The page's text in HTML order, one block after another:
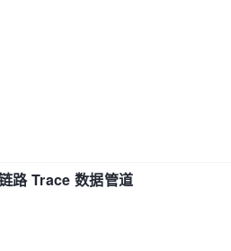
路 Trace 数据管道